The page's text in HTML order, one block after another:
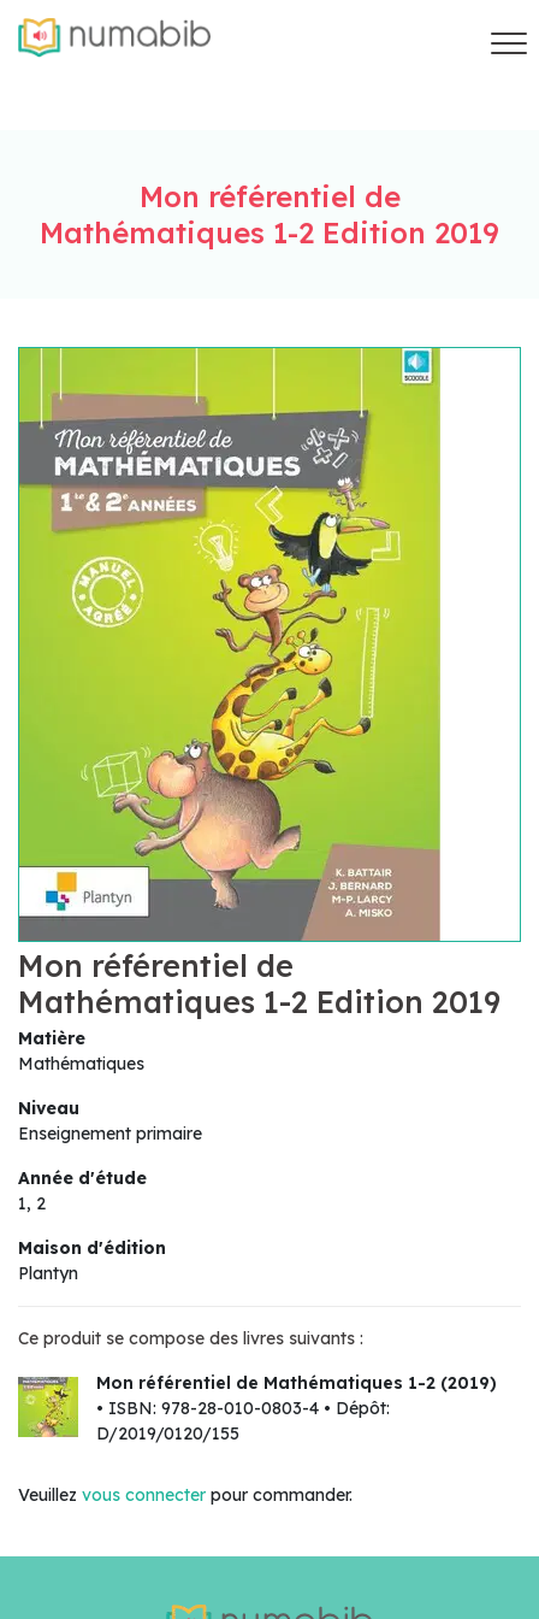
Mon référentiel de
Mathématiques 1-2 Edition 2019
Mon référentiel de
Mathématiques 1-2 Edition 2019
Matière
Mathématiques
Niveau
Enseignement primaire
Année d'étude
1, 2
Maison d'édition
Plantyn
Ce produit se compose des livres suivants :
Mon référentiel de Mathématiques 1-2 (2019)
• ISBN: 978-28-010-0803-4 • Dépôt:
D/2019/0120/155
Veuillez vous connecter pour commander.